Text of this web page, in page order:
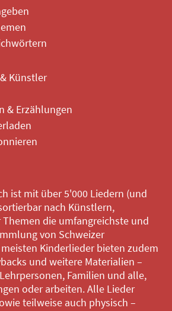
Künstler
& Erzählungen
ist mit über 5'000 Liedern (und
nach Künstlern,
die umfangreichste und
von Schweizer
Kinderlieder bieten zudem
und weitere Materialien –
Familien und alle,
oder arbeiten. Alle Lieder
teilweise auch physisch –